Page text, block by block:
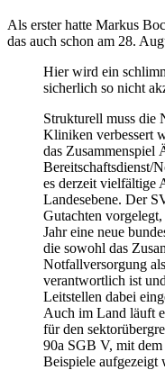
Als erster hatte Markus
das auch schon am 28.
Hier wird ein
sicherlich so nicht
Strukturell muss die
Kliniken verbessert
das Zusammenspiel
Bereitschaftsdienst/
es derzeit vielfältige
Landesebene. Der
Gutachten
Jahr eine neue
die sowohl das
Notfallversorgung
verantwortlich ist
Leitstellen dabei
Auch im Land läuft
für den
90a SGB V, mit
Beispiele aufgezeigt